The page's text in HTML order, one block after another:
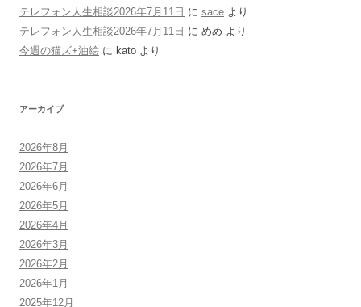
テレフォン人生相談2026年7月11日 に sace より
テレフォン人生相談2026年7月11日 に めめ より
今週の猫ズ+油絵 に kato より
アーカイブ
2026年8月
2026年7月
2026年6月
2026年5月
2026年4月
2026年3月
2026年2月
2026年1月
2025年12月